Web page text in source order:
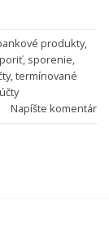
produkty,
, sporenie,
,termínované
účty
Napíšte komentár